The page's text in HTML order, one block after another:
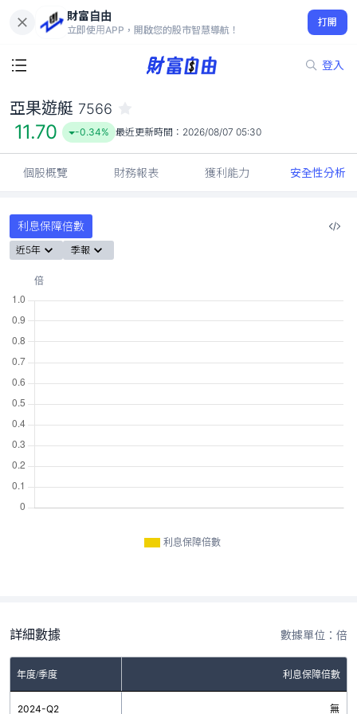
財富自由
立即使用APP，開啟您的股市智慧導航！
打開
登入
11.70
-0.34%
亞果遊艇 7566
11.70 -0.34% 最近更新時間： 2026/08/07 05:30
個股概覽 財務報表 獲利能力 安全性分析
利息保障倍數
近5年 季報
利息保障倍數
詳細數據 數據單位：倍
年度/季度 利息保障倍數
2024-Q2 無